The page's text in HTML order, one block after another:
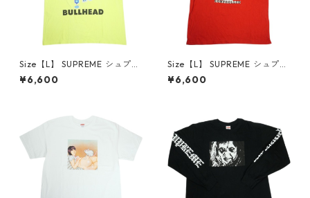
Size【L】 SUPREME シュプリ
ーム 24SS Melvins Bullhead
Tee Fluorescent Yellow Tシ
¥6,600
Size【L】 SUPREME シュプリ
ーム 25FW Dash Snow Tee R
ed Tシャツ 赤 【中古品-良
¥6,600